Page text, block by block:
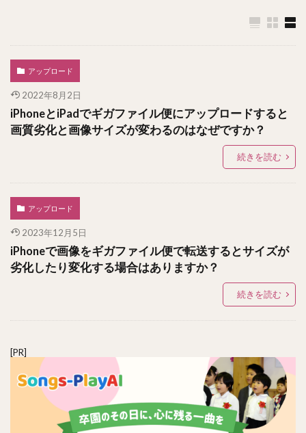
アップロード
2022年8月2日
iPhoneとiPadでギガファイル便にアップロードすると
画質劣化と画像サイズが変わるのはなぜですか？
続きを読む
アップロード
2023年12月5日
iPhoneで画像をギガファイル便で転送するとサイズが
劣化したり変化する場合はありますか？
続きを読む
[PR]